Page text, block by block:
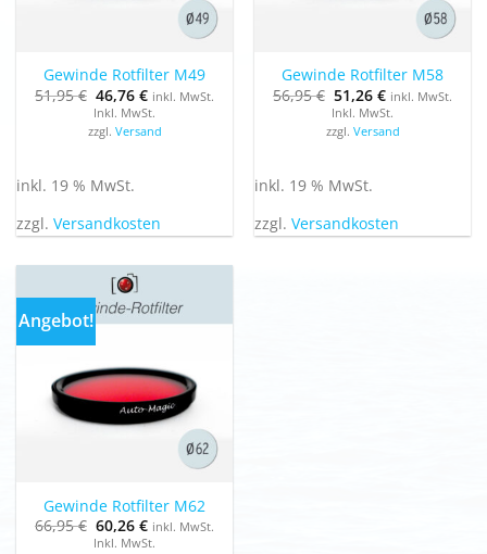
Gewinde Rotfilter M49
51,95€ Ursprünglicher
Preis
war:
51,95 €
46,76€Aktueller
Preis
ist:
46,76 €.
inkl. MwSt.
Inkl. MwSt.
zzgl. Versand
inkl. 19 % MwSt.
zzgl. Versandkosten
Gewinde Rotfilter M58
56,95€ Ursprünglicher
Preis
war:
56,95 €
51,26€Aktueller
Preis
ist:
51,26 €.
inkl. MwSt.
Inkl. MwSt.
zzgl. Versand
inkl. 19 % MwSt.
zzgl. Versandkosten
Angebot!
Gewinde Rotfilter M62
66,95€ Ursprünglicher
Preis
60,26€Aktueller
Preis
inkl. MwSt.
Inkl. MwSt.